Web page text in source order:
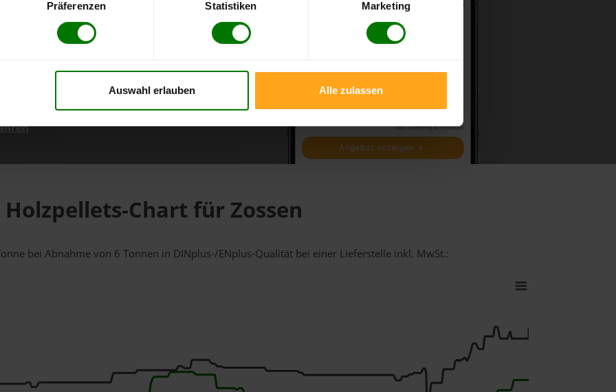
Präferenzen Statistiken Marketing
Auswahl erlauben Alle zulassen
Holzpellets-Chart für Zossen
bei Abnahmevon 6 Tonnen in DINplus-/ENplus-Qualität bei einer Lieferstelle inkl. MwSt.: